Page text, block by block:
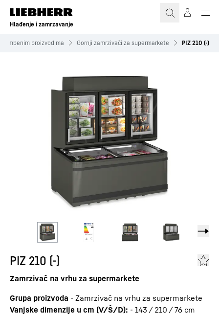
Hlađenje i zamrzavanje
proizvodima Gornji zamrzivači za supermarkete PIZ 210 (-)
PIZ 210 (-)
Zamrzivač na vrhu za supermarkete
Grupa proizvoda - Zamrzivač na vrhu za supermarkete
Vanjske dimenzije u cm (V/Š/D): - 143 / 210 / 76 cm